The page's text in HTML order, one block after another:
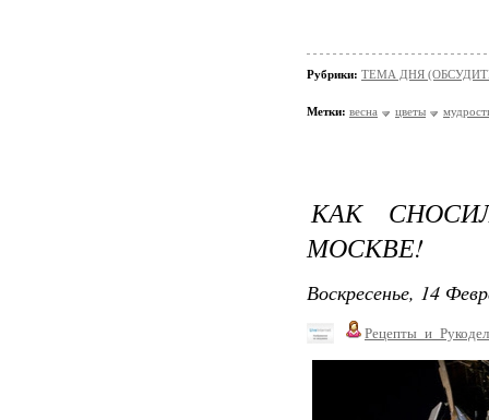
Рубрики: ТЕМА ДНЯ
Метки: весна цветы
КАК
МОСКВЕ!
Воскресенье, 14